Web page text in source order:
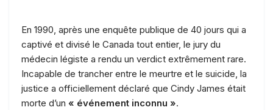
En 1990, après une enquête publique de 40 jours qui a
captivé et divisé le Canada tout entier, le jury du
médecin légiste a rendu un verdict extrêmement rare.
Incapable de trancher entre le meurtre et le suicide, la
justice a officiellement déclaré que Cindy James était
morte d’un « événement inconnu ».